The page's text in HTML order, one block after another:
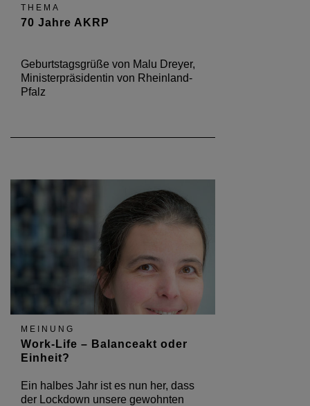
THEMA
70 Jahre AKRP
Geburtstagsgrüße von Malu Dreyer,
Ministerpräsidentin von Rheinland-
Pfalz
MEINUNG
Work-Life – Balanceakt oder
Einheit?
Ein halbes Jahr ist es nun her, dass
der Lockdown unsere gewohnten